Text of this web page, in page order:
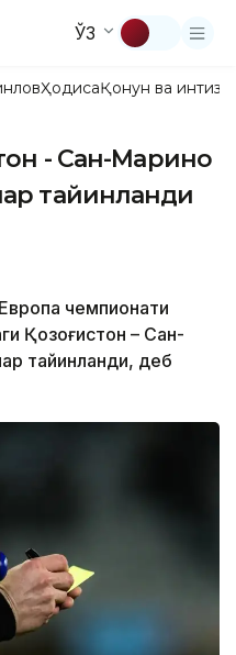
ЎЗ
ҲодисаҚонун ва
- Сан-Марино
тайинланди
чемпионати
Қозоғистон – Сан-
тайинланди, деб